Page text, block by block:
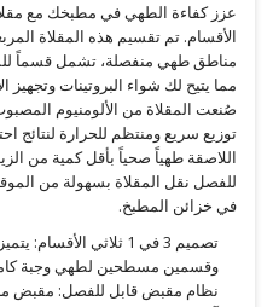
مناطق طهي منفصلة، تشمل قسماً
مما يتيح لك شواء البروتينات
صُنعت المقلاة من الألومنيوم
توزيع سريع ومنتظم للحرارة لنتائج
اللاصقة طهياً صحياً بأقل كمية من
للفصل نقل المقلاة بسهولة من
في خزائن المطبخ.
تصميم 3 في 1 ثلاثي
وقسمين مسطحين لطهي وجبة
نظام مقبض قابل للفصل: مقبض